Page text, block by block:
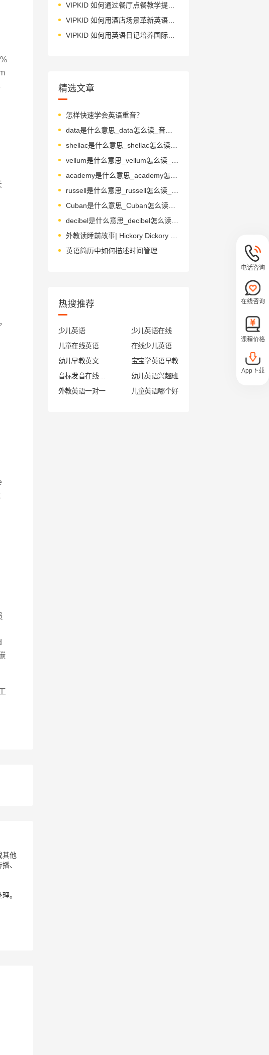
其他
、
。
VIPKID 如何通过餐厅点餐教学提升少儿英语应用能力？
VIPKID 如何用酒店场景革新英语教学？
VIPKID 如何用英语日记培养国际化人才？
精选文章
怎样快速学会英语重音？
data是什么意思_data怎么读_音标'deɪtə
shellac是什么意思_shellac怎么读_音标ʃə'læk
Cuban是什么意思_Cuban怎么读_音标ˈkju-bən
decibel是什么意思_decibel怎么读_音标ˈdesɪbel
英语简历中如何描述时间管理
热搜推荐
少儿英语
少儿英语在线
儿童在线英语
在线少儿英语
幼儿早教英文
宝宝学英语早教
幼儿英语兴趣班
外教英语一对一
儿童英语哪个好
电话咨询
在线咨询
课程价格
App下载